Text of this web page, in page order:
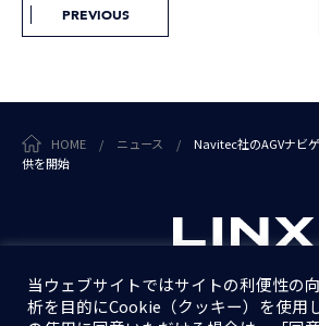
PREVIOUS
HOME / ニュース /
Navitec社のAGVナビ
供を開始
個人情報保護方針
当ウェブサイトではサイトの利便性の
析を目的にCookie（クッキー）を使用